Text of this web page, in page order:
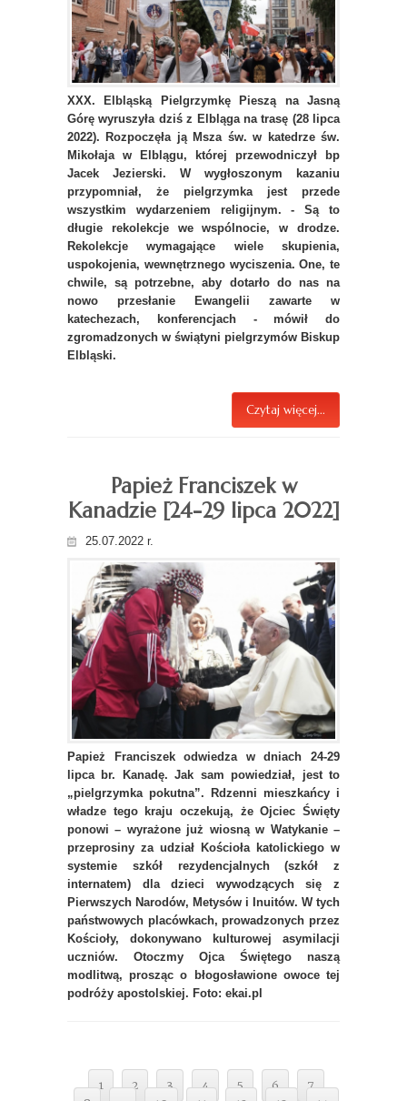
XXX. Elbląską Pielgrzymkę Pieszą na Jasną
Górę wyruszyła dziś z Elbląga na trasę (28 lipca
2022). Rozpoczęła ją Msza św. w katedrze św.
Mikołaja w Elblągu, której przewodniczył bp
Jacek Jezierski. W wygłoszonym kazaniu
przypomniał, że pielgrzymka jest przede
wszystkim wydarzeniem religijnym. - Są to
długie rekolekcje we wspólnocie, w drodze.
Rekolekcje wymagające wiele skupienia,
uspokojenia, wewnętrznego wyciszenia. One, te
chwile, są potrzebne, aby dotarło do nas na
nowo przesłanie Ewangelii zawarte w
katechezach, konferencjach - mówił do
zgromadzonych w świątyni pielgrzymów Biskup
Elbląski.
Czytaj więcej...
Papież Franciszek w
Kanadzie [24-29 lipca 2022]
25.07.2022 r.
Papież Franciszek odwiedza w dniach 24-29
lipca br. Kanadę. Jak sam powiedział, jest to
„pielgrzymka pokutna”. Rdzenni mieszkańcy i
władze tego kraju oczekują, że Ojciec Święty
ponowi – wyrażone już wiosną w Watykanie –
przeprosiny za udział Kościoła katolickiego w
systemie szkół rezydencjalnych (szkół z
internatem) dla dzieci wywodzących się z
Pierwszych Narodów, Metysów i Inuitów. W tych
państwowych placówkach, prowadzonych przez
Kościoły, dokonywano kulturowej asymilacji
uczniów. Otoczmy Ojca Świętego naszą
modlitwą, prosząc o błogosławione owoce tej
podróży apostolskiej. Foto: ekai.pl
1 2 3 4 5 6
7